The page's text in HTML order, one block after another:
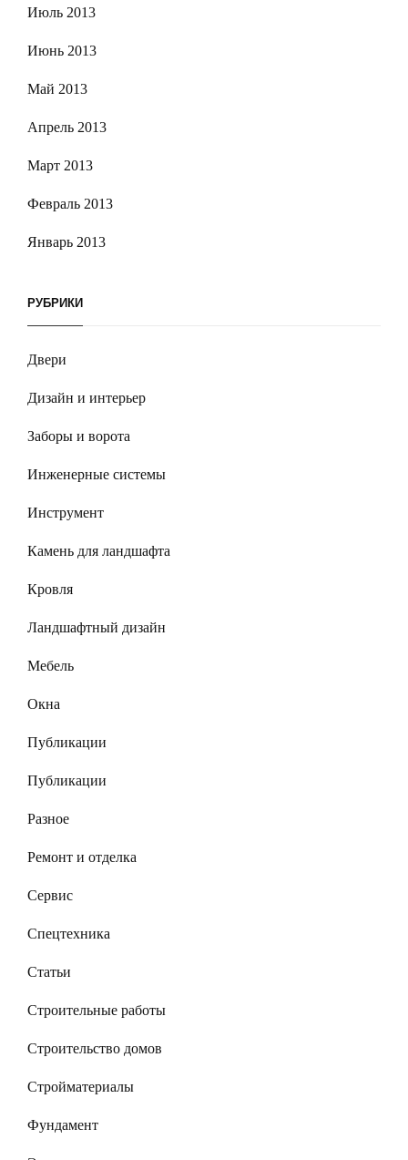
Июль 2013
Июнь 2013
Май 2013
Апрель 2013
Март 2013
Февраль 2013
Январь 2013
РУБРИКИ
Двери
Дизайн и интерьер
Заборы и ворота
Инженерные системы
Инструмент
Камень для ландшафта
Кровля
Ландшафтный дизайн
Мебель
Окна
Публикации
Публикации
Разное
Ремонт и отделка
Сервис
Спецтехника
Статьи
Строительные работы
Строительство домов
Стройматериалы
Фундамент